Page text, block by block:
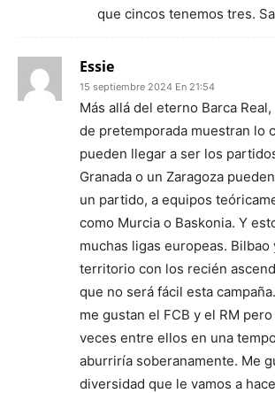
que cincos tenemos tres.
Essie
15 septiembre 2024 En 21:54
Más allá del eterno Barca
de pretemporada muestran lo
pueden llegar a ser los
Granada o un Zaragoza
un partido, a equipos
como Murcia o Baskonia. Y
muchas ligas europeas. Bilbao
territorio con los recién
que no será fácil esta
me gustan el FCB y el RM
veces entre ellos en una
aburriría soberanamente. Me
diversidad que le vamos a